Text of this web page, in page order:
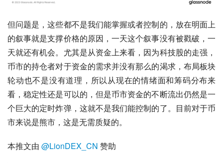
但问题是，这些都不是我们能掌握或者控制的，放在明面上
的叙事就是支撑价格的原因，一天这个叙事没有被戳破，一
天就还有机会。尤其是从资金上来看，因为科技股的走强，
币市的持仓者对于资金的需求并没有那么的渴求，布局板块
轮动也不是没有道理，所以从现在的情绪面和筹码分布来
看，稳定性还是可以的，但是币市资金的不断流出仍然是一
个巨大的定时炸弹，这就不是我们能控制的了。目前对于币
市来说是熊市，这是无需质疑的。
本推文由 @LionDEX_CN 赞助